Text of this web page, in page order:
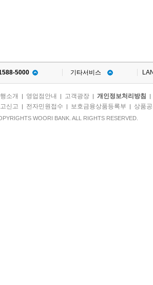
5000 기타서비스
소개 영업점안내 고객광장| 개인정보처리방침
신고 전자민원접수 보호금융상품등록부 상품
WOORI BANK. ALL RIGHTS RESERVED.